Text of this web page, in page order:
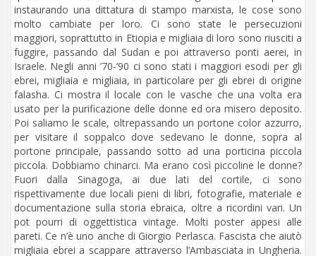
instaurando una dittatura di stampo marxista, le cose sono
molto cambiate per loro. Ci sono state le persecuzioni
maggiori, soprattutto in Etiopia e migliaia di loro sono riusciti a
fuggire, passando dal Sudan e poi attraverso ponti aerei, in
Israele. Negli anni ’70-’90 ci sono stati i maggiori esodi per gli
ebrei, migliaia e migliaia, in particolare per gli ebrei di origine
falasha. Ci mostra il locale con le vasche che una volta era
usato per la purificazione delle donne ed ora misero deposito.
Poi saliamo le scale, oltrepassando un portone color azzurro,
per visitare il soppalco dove sedevano le donne, sopra al
portone principale, passando sotto ad una porticina piccola
piccola. Dobbiamo chinarci. Ma erano così piccoline le donne?
Fuori dalla Sinagoga, ai due lati del cortile, ci sono
rispettivamente due locali pieni di libri, fotografie, materiale e
documentazione sulla storia ebraica, oltre a ricordini vari. Un
pot pourri di oggettistica vintage. Molti poster appesi alle
pareti. Ce n’è uno anche di Giorgio Perlasca. Fascista che aiutò
migliaia ebrei a scappare attraverso l’Ambasciata in Ungheria.